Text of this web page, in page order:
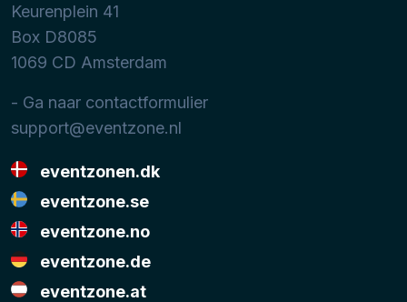
Keurenplein 41
Box D8085
1069 CD Amsterdam
- Ga naar contactformulier
support@eventzone.nl
eventzonen.dk
eventzone.se
eventzone.no
eventzone.de
eventzone.at